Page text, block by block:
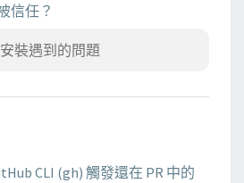
信任？
裝遇到的問題
CLI (gh) 觸發還在 PR 中的